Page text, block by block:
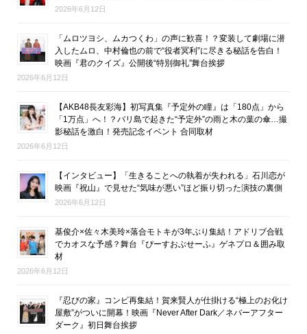
2026年6月12日
「ムロツヨシ、ムカつくわ」の声に歓喜！？変装して劇場に潜
入したムロ、中村倫也の前で“役者冥利”に尽きる秘話を告白！
映画『君のクイズ』公開後“特別御礼”舞台挨拶
2026年6月12日
【AKB48長友彩海】初写真集『予定外の瞳』は「180点」から
「1万点」へ！？バリ島で起きた“予定外”の雨と木の葉の傘…撮
影秘話を激白！発売記念イベント 合同取材
2026年6月12日
【インタビュー】「生きることへの執着が失われる」石川恋が
映画『祝山』で見せた“気味が悪い”ほど振り切った演技の裏側
2026年6月12日
基俊介×佐々木美玲×落合モトキが3年ぶり集結！アドリブ合戦
でカオスな予感？舞台『ぴーすおぶせーふ』ゲネプロ＆囲み取
材
2026年6月12日
『忍びの家』コンビ再集結！賀来賢人が仕掛ける“極上のお化け
屋敷”がついに開幕！映画『Never After Dark／ネバーアフター
ダーク』初日舞台挨拶